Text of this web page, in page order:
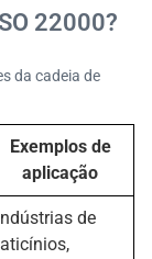
22000?
da cadeia de
Exemplos de
aplicação
de